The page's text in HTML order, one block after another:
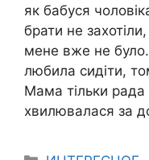
як бабуся
брати не
мене вже не
любила сидіти,
Мама тільки
хвилювалася за